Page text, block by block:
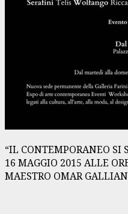
“IL CONTEMPORANEO SI
16 MAGGIO 2015 ALLE
MAESTRO OMAR